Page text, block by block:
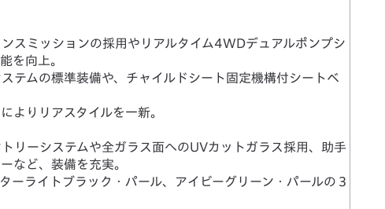
スミッションの採用やリアルタイム4WDデュアルポンプシ
を向上。
テムの標準装備や、チャイルドシート固定機構付シートベ
よりリアスタイルを一新。
リーシステムや全ガラス面へのUVカットガラス採用、助手
など、装備を充実。
ーライトブラック・パール、アイビーグリーン・パールの３